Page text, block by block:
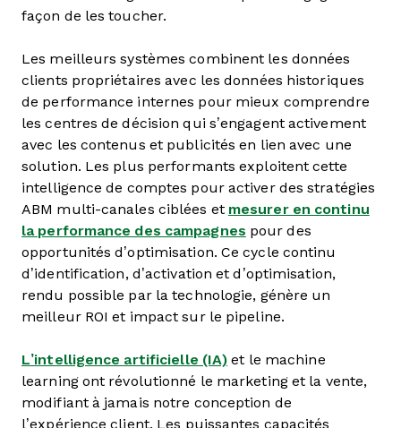
façon de les toucher.
Les meilleurs systèmes combinent les données
clients propriétaires avec les données historiques
de performance internes pour mieux comprendre
les centres de décision qui s’engagent activement
avec les contenus et publicités en lien avec une
solution. Les plus performants exploitent cette
intelligence de comptes pour activer des stratégies
ABM multi-canales ciblées et mesurer en continu
la performance des campagnes pour des
opportunités d’optimisation. Ce cycle continu
d’identification, d’activation et d’optimisation,
rendu possible par la technologie, génère un
meilleur ROI et impact sur le pipeline.
L’intelligence artificielle (IA) et le machine
learning ont révolutionné le marketing et la vente,
modifiant à jamais notre conception de
l’expérience client. Les puissantes capacités